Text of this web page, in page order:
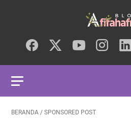
BERANDA / SPONSORED POST